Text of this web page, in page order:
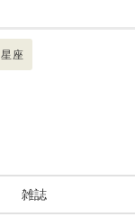
星座
雑誌